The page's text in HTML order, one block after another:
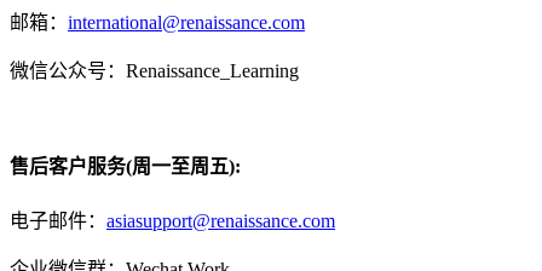
邮箱： international@renaissance.com
微信公众号：Renaissance_Learning
售后客户服务(周一至周五):
电子邮件： asiasupport@renaissance.com